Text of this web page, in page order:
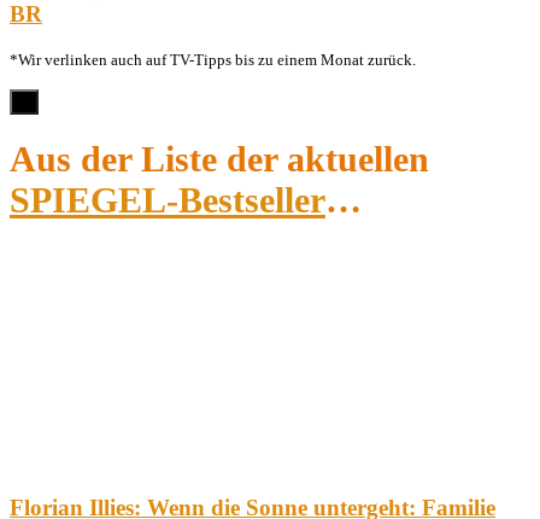
BR
*Wir verlinken auch auf TV-Tipps bis zu einem Monat zurück.
Aus der Liste der aktuellen
SPIEGEL-Bestseller…
Florian Illies: Wenn die Sonne untergeht: Familie